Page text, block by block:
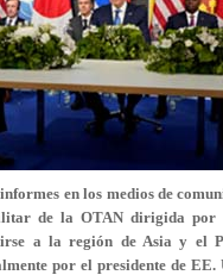
en los medios de
de la OTAN dirigida por
a la región de Asia y el
por el presidente de EE.